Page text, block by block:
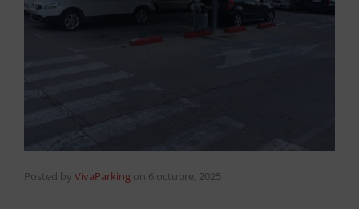
Posted by VivaParking on 6 octubre, 2025